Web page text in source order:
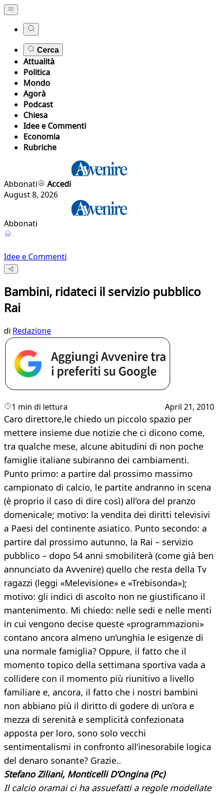
Cerca
Attualità
Politica
Mondo
Agorà
Podcast
Chiesa
Idee e Commenti
Economia
Rubriche
Abbonati
Accedi
August 8, 2026
Abbonati
Idee e Commenti
Bambini, ridateci il servizio pubblico
Rai
di Redazione
1 min di lettura April 21, 2010
Caro direttore,le chiedo un piccolo spazio per
mettere insieme due notizie che ci dicono come,
tra qualche mese, alcune abitudini di non poche
famiglie italiane subiranno dei cambiamenti.
Punto primo: a partire dal prossimo massimo
campionato di calcio, le partite andranno in scena
(è proprio il caso di dire così) all’ora del pranzo
domenicale; motivo: la vendita dei diritti televisivi
a Paesi del continente asiatico. Punto secondo: a
partire dal prossimo autunno, la Rai – servizio
pubblico – dopo 54 anni smobiliterà (come già ben
annunciato da Avvenire) quello che resta della Tv
ragazzi (leggi «Melevisione» e «Trebisonda»);
motivo: gli indici di ascolto non ne giustificano il
mantenimento. Mi chiedo: nelle sedi e nelle menti
in cui vengono decise queste «programmazioni»
contano ancora almeno un’unghia le esigenze di
una normale famiglia? Oppure, il fatto che il
momento topico della settimana sportiva vada a
collidere con il momento più riunitivo a livello
familiare e, ancora, il fatto che i nostri bambini
non abbiano più il diritto di godere di un’ora e
mezza di serenità e semplicità confezionata
apposta per loro, sono solo vecchi
sentimentalismi in confronto all’inesorabile logica
del denaro sonante? Grazie..
Stefano Ziliani, Monticelli D’Ongina (Pc)
Il calcio oramai ci ha assuefatti a regole modellate